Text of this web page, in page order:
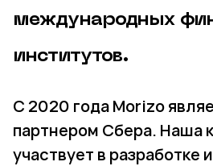
международных
институтов.
C 2020 года Morizo
партнером Сбера. Наша
участвует в разработке